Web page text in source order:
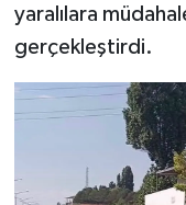
yaralılara
gerçekleştirdi.